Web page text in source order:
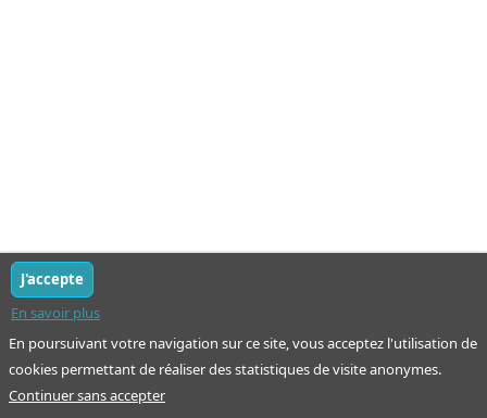
En poursuivant votre navigation sur ce site, vous acceptez l'utilisation de
cookies permettant de réaliser des statistiques de visite anonymes.
En savoir plus
J'accepte
Continuer sans accepter